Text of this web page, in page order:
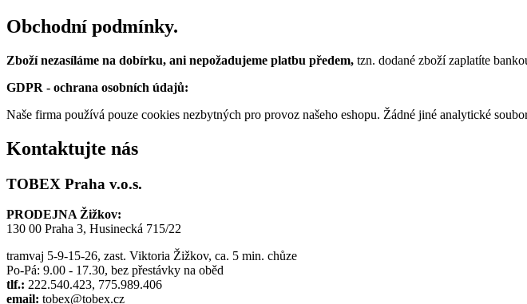
Obchodní podmínky.
Zboží nezasíláme na dobírku, ani nepožadujeme platbu předem, tzn. dodané zboží zaplatíte
GDPR - ochrana osobních údajů:
Naše firma používá pouze cookies nezbytných pro provoz našeho eshopu. Žádné jiné analytické
Kontaktujte nás
TOBEX Praha v.o.s.
PRODEJNA Žižkov:
130 00 Praha 3, Husinecká 715/22
tramvaj 5-9-15-26, zast. Viktoria Žižkov, ca. 5 min. chůze
Po-Pá: 9.00 - 17.30, bez přestávky na oběd
tlf.: 222.540.423, 775.989.406
email: tobex@tobex.cz